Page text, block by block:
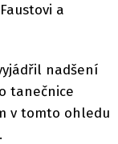
a
nadšení
tanečnice
v tomto ohledu